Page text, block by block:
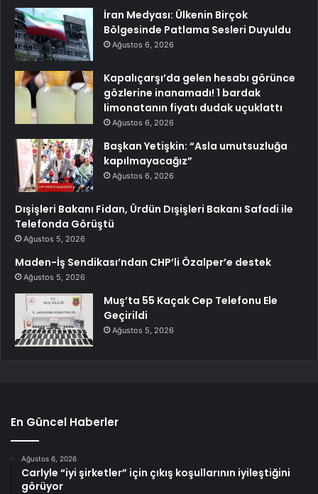
İran Medyası: Ülkenin Birçok
Bölgesinde Patlama Sesleri Duyuldu
Ağustos 6, 2026
Kapalıçarşı’da gelen hesabı görünce
gözlerine inanamadı! 1 bardak
limonatanın fiyatı dudak uçuklattı
Ağustos 6, 2026
Başkan Yetişkin: “Asla umutsuzluğa
kapılmayacağız”
Ağustos 6, 2026
Dışişleri Bakanı Fidan, Ürdün Dışişleri Bakanı Safadi ile
Telefonda Görüştü
Ağustos 5, 2026
Maden-İş Sendikası’ndan CHP’li Özalper’e destek
Ağustos 5, 2026
Muş’ta 55 Kaçak Cep Telefonu Ele
Geçirildi
Ağustos 5, 2026
En Güncel Haberler
Ağustos 6, 2026
Carlyle “iyi şirketler” için çıkış koşullarının iyileştiğini
görüyor